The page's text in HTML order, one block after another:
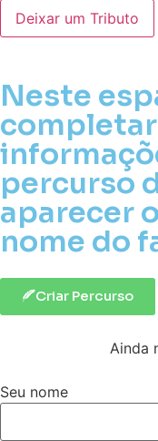
Deixar um Tributo
Neste
percurso
aparecer o
nome do
Criar Percurso
Ainda
Seu nome